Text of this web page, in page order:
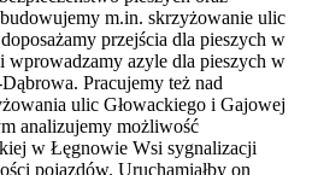
m.in. skrzyżowanie ulic
przejścia dla pieszych w
wprowadzamy azyle dla pieszych w
Pracujemy też nad
ulic Głowackiego i Gajowej
analizujemy możliwość
w Łęgnowie Wsi sygnalizacji
pojazdów. Uruchamiałby on